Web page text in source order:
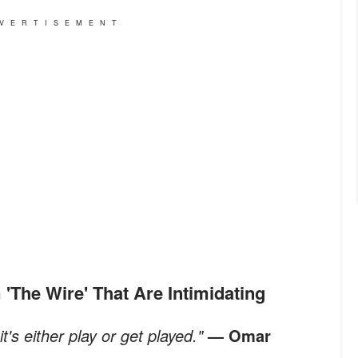
'The Wire' That Are Intimidating
either play or get played."— Omar